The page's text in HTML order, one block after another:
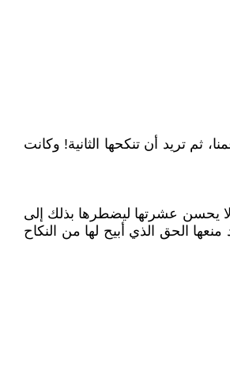
ثم تريد أن تنكحها الثانية! وكانت
يحسن عشرتها ليضطرها بذلك إلى
الحق الذي أبيح لها من النكاح